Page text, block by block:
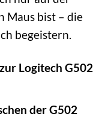
Maus bist – die
begeistern.
Logitech G502
der G502